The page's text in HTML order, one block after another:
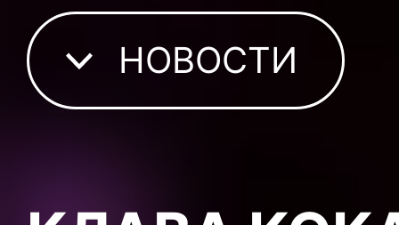
НОВОСТИ